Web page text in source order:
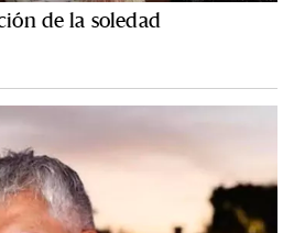
de la soledad